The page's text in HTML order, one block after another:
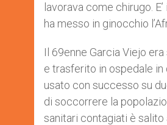
lavorava come chirugo.
ha messo in ginocchio
Il 69enne Garcia Viejo
e trasferito in ospedale
usato con successo su
di soccorrere la
sanitari contagiati è